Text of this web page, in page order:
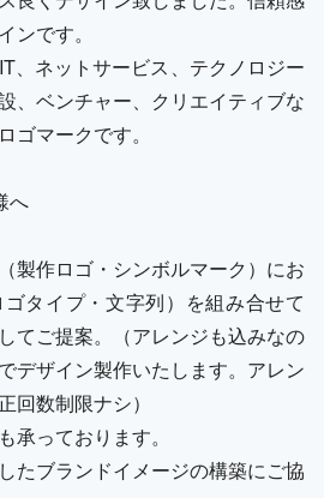
ンです。
、ネットサービス、テクノロジー
、ベンチャー、クリエイティブな
ゴマークです。
へ
製作ロゴ・シンボルマーク）にお
タイプ・文字列）を組み合せて
てご提案。（アレンジも込みなの
デザイン製作いたします。アレン
回数制限ナシ）
承っております。
たブランドイメージの構築にご協